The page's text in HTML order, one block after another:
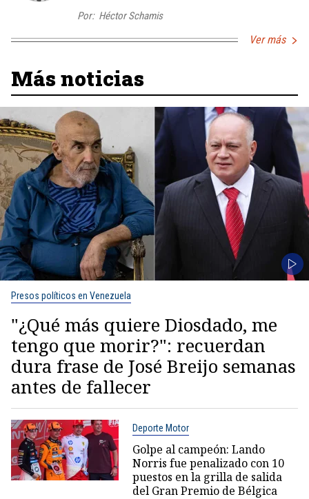
Por: Héctor Schamis
Ver más
Más noticias
Presos políticos en Venezuela
"¿Qué más quiere Diosdado, me
tengo que morir?": recuerdan
dura frase de José Breijo semanas
antes de fallecer
Deporte Motor
Golpe al campeón: Lando
Norris fue penalizado con 10
puestos en la grilla de salida
del Gran Premio de Bélgica